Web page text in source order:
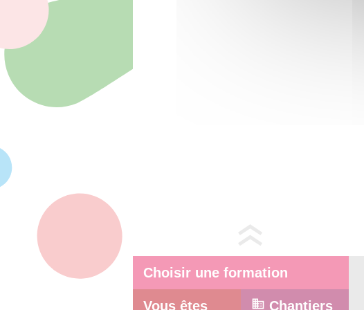
Choisir une formation
Vous êtes Chantiers